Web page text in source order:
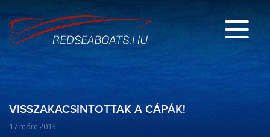
VISSZAKACSINTOTTAK A CÁPÁK!
17 márc 2013